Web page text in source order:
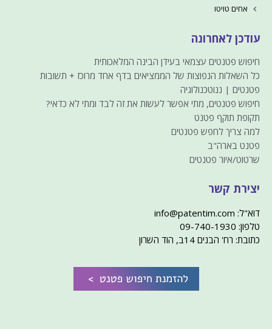
אחים טויטו
עודכן לאחרונה
חיפוש פטנטים עצמאי בעידן הבינה המלאכותית
כל השאלות הנפוצות של הממציאים בדף אחד מרוכז + תשובות
פטנטים | ננוטכנולוגיה
חיפוש פטנטים, מתי אפשר לעשות את זה לבד ומתי לא כדאי?
תקופת תוקף פטנט
למה צריך לחפש פטנטים
פטנט בארה"ב
שרטוט/איור פטנטים
יצירת קשר
דוא"ל: info@patentim.com
טלפון: 09-740-1930
כתובת: רח' הבנים 14ב, הוד השרון